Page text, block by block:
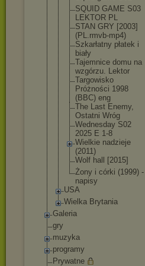
SQUID GAME S03
LEKTOR PL
STAN GRY [2003]
(PL.rmvb-mp4)
Szkarłatny płatek i
biały
Tajemnice domu na
wzgórzu. Lektor
Targowisko
Próżności 1998
(BBC) eng
The Last Enemy,
Ostatni Wróg
Wednesday S02
2025 E 1-8
Wielkie nadzieje
(2011)
Wolf hall [2015]
Żony i córki (1999) -
napisy
USA
Wielka Brytania
Galeria
gry
muzyka
programy
Prywatne